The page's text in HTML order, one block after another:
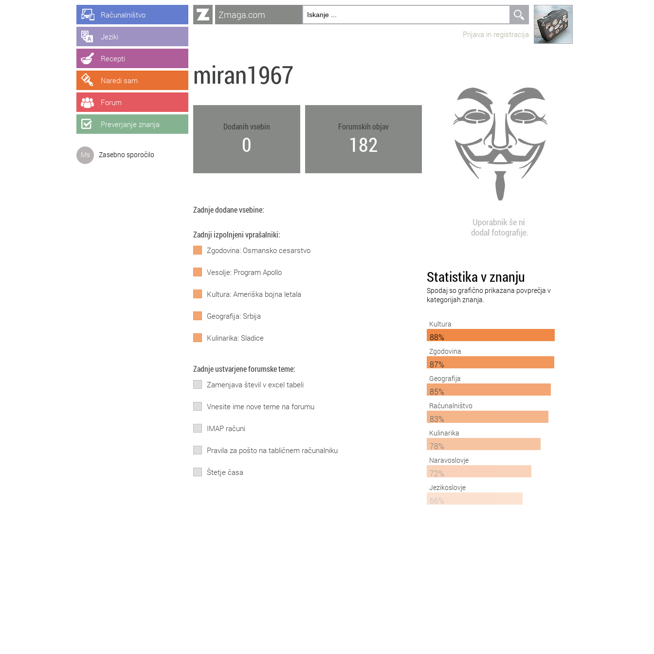
Računalništvo
Jeziki
Recepti
Naredi sam
Forum
Preverjanje znanja
Ms Zasebno sporočilo
Zmaga.com
Prijava in registracija
miran1967
Dodanih vsebin
0
Forumskih objav
182
Zadnje dodane vsebine:
Zadnji izpolnjeni vprašalniki:
Zgodovina: Osmansko cesarstvo
Vesolje: Program Apollo
Kultura: Ameriška bojna letala
Geografija: Srbija
Kulinarika: Sladice
Zadnje ustvarjene forumske teme:
Zamenjava števil v excel tabeli
Vnesite ime nove teme na forumu
IMAP računi
Pravila za pošto na tabličnem računalniku
Štetje časa
Statistika v znanju
Spodaj so grafično prikazana povprečja v
kategorijah znanja.
Kultura
88%
Zgodovina
87%
Geografija
85%
Računalništvo
83%
Kulinarika
78%
Naravoslovje
72%
Jezikoslovje
66%